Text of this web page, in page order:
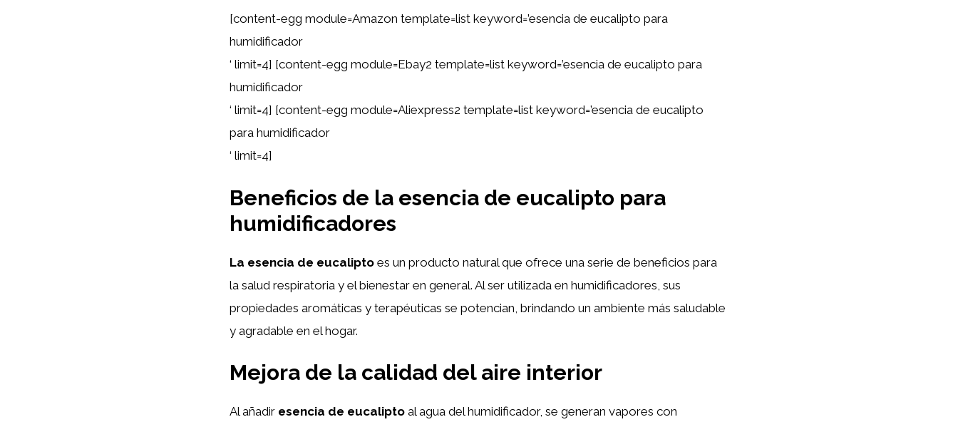
[content-egg module=Amazon template=list keyword=’esencia de eucalipto para
humidificador
‘ limit=4] [content-egg module=Ebay2 template=list keyword=’esencia de eucalipto para
humidificador
‘ limit=4] [content-egg module=Aliexpress2 template=list keyword=’esencia de eucalipto
para humidificador
‘ limit=4]
Beneficios de la esencia de eucalipto para
humidificadores
La esencia de eucalipto es un producto natural que ofrece una serie de beneficios para
la salud respiratoria y el bienestar en general. Al ser utilizada en humidificadores, sus
propiedades aromáticas y terapéuticas se potencian, brindando un ambiente más saludable
y agradable en el hogar.
Mejora de la calidad del aire interior
Al añadir esencia de eucalipto al agua del humidificador, se generan vapores con